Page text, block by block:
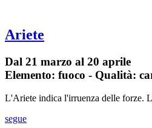
Ariete
Dal 21 marzo al 20 aprile
Elemento: fuoco - Qualità:
L'Ariete indica l'irruenza delle forze.
segue